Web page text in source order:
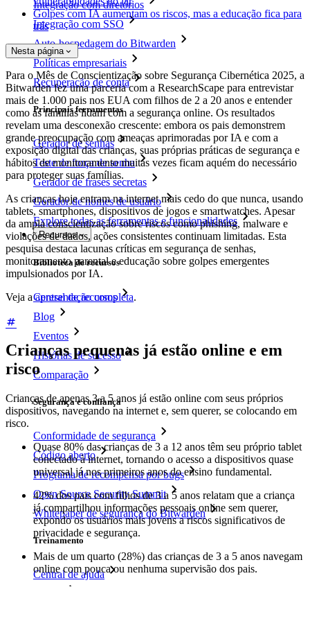
Integração com diretórios
Integração com SSO
Auto-hospedagem do Bitwarden
Políticas empresariais
Recuperação de conta
Principais ferramentas
Gerador de senhas
Teste de força de senha
Gerador de frases secretas
Gerador de nomes de usuário
Explore todas as ferramentas e funcionalidades
Recursos
Biblioteca de recursos
Central de recursos
Blog
Eventos
Histórias de sucesso
Comparação
Segurança e confiança
Conformidade de segurança
Código aberto
Programa de recompensa por bugs
Open Source Security Summit
Whitepaper de segurança do Bitwarden
Treinamento
Central de ajuda
Golpes com IA aumentam os riscos, mas a educação fica para
trás
Nesta página
Para o Mês de Conscientização sobre Segurança Cibernética 2025, a
Bitwarden fez uma parceria com a ResearchScape para entrevistar
mais de 1.000 pais nos EUA com filhos de 2 a 20 anos e entender
como as famílias lidam com a segurança online. Os resultados
revelam uma desconexão crescente: embora os pais demonstrem
grande preocupação com ameaças aprimoradas por IA e com a
exposição digital das crianças, suas próprias práticas de segurança e
hábitos de monitoramento muitas vezes ficam aquém do necessário
para proteger suas famílias.
As crianças hoje entram na internet mais cedo do que nunca, usando
tablets, smartphones, dispositivos de jogos e smartwatches. Apesar
da ampla conscientização sobre riscos como phishing, malware e
violações de dados, ações consistentes continuam limitadas. Esta
pesquisa destaca lacunas críticas em segurança de senhas,
monitoramento parental e educação sobre golpes emergentes
impulsionados por IA.
Veja aapresentação completa.
Crianças pequenas já estão online e em
risco
Crianças de apenas 3 a 5 anos já estão online com seus próprios
dispositivos, navegando na internet e, sem querer, se colocando em
risco.
Quase 80% das crianças de 3 a 12 anos têm seu próprio tablet
conectado à internet, tornando o acesso a dispositivos quase
universal já nos primeiros anos do ensino fundamental.
42% dos pais com filhos de 3 a 5 anos relatam que a criança
já compartilhou informações pessoais online sem querer,
expondo os usuários mais jovens a riscos significativos de
privacidade e segurança.
Mais de um quarto (28%) das crianças de 3 a 5 anos navegam
online com pouca ou nenhuma supervisão dos pais.